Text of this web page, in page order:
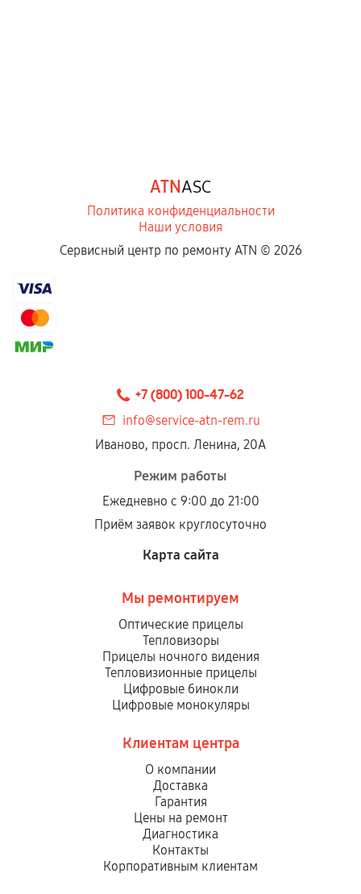
отдельных условиях.
Если комплектующие куплены
сохраняться полностью или частично, если
соблюдены следующие условия:
центром.
При этом гарантия на сами комплектующие
продавца. За качество сторонних деталей
сервисный центр ответственности не несет.
ATNASC
Политика конфиденциальности
Наши условия
Сервисный центр по ремонту ATN © 2026
+7 (800) 100-47-62
info@service-atn-rem.ru
Иваново, просп. Ленина, 20А
Режим работы
Ежедневно с 9:00 до 21:00
Приём заявок круглосуточно
Карта сайта
Мы ремонтируем
Оптические прицелы
Тепловизоры
Прицелы ночного видения
Тепловизионные прицелы
Цифровые бинокли
Цифровые монокуляры
Клиентам центра
О компании
Доставка
Гарантия
Цены на ремонт
Диагностика
Контакты
Корпоративным клиентам